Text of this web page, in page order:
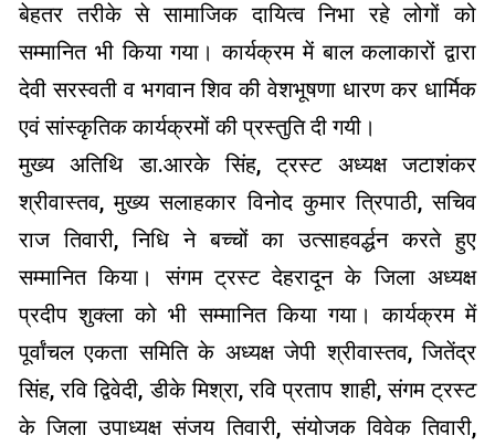
बेहतर तरीके से सामाजिक दायित्व निभा रहे लोगों को
सम्मानित भी किया गया। कार्यक्रम में बाल कलाकारों द्वारा
देवी सरस्वती व भगवान शिव की वेशभूषणा धारण कर धार्मिक
एवं सांस्कृतिक कार्यक्रमों की प्रस्तुति दी गयी।
मुख्य अतिथि डा.आरके सिंह, ट्रस्ट अध्यक्ष जटाशंकर
श्रीवास्तव, मुख्य सलाहकार विनोद कुमार त्रिपाठी, सचिव
राज तिवारी, निधि ने बच्चों का उत्साहवर्द्धन करते हुए
सम्मानित किया। संगम ट्रस्ट देहरादून के जिला अध्यक्ष
प्रदीप शुक्ला को भी सम्मानित किया गया। कार्यक्रम में
पूर्वांचल एकता समिति के अध्यक्ष जेपी श्रीवास्तव, जितेंद्र
सिंह, रवि द्विवेदी, डीके मिश्रा, रवि प्रताप शाही, संगम ट्रस्ट
के जिला उपाध्यक्ष संजय तिवारी, संयोजक विवेक तिवारी,